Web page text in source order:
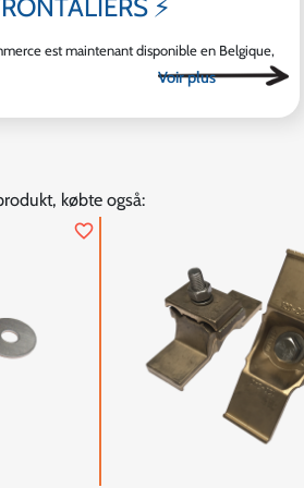
⚡
est maintenant disponible en Belgique,
købte også:
favorite_border